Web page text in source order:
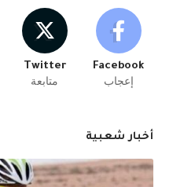
Facebook
إعجاب
Twitter
متابعة
أخبار شعبية